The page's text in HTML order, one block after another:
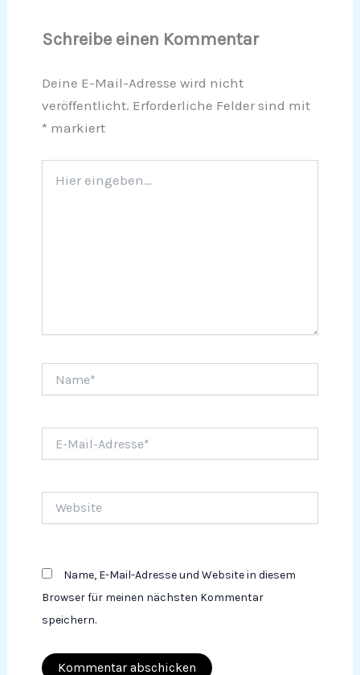
Schreibe einen Kommentar
Deine E-Mail-Adresse wird nicht
veröffentlicht. Erforderliche Felder sind mit
* markiert
eingeben…
Mail-
Name, E-Mail-Adresse und Website in diesem
Browser für meinen nächsten Kommentar
speichern.